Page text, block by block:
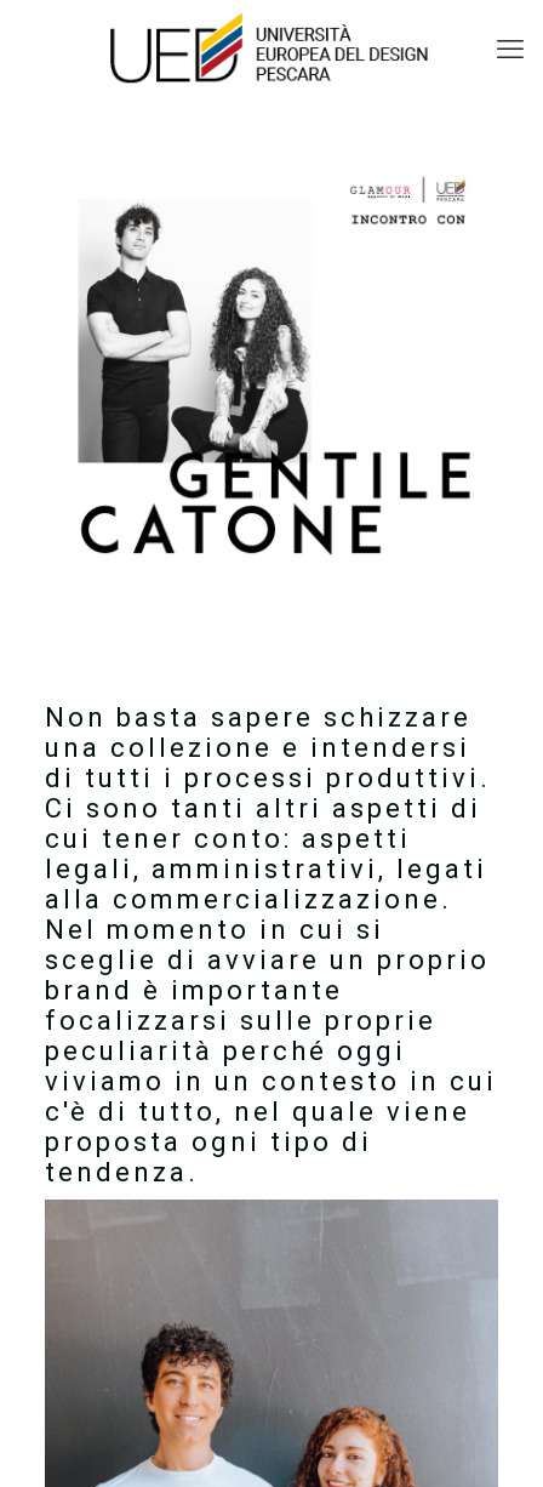
Non basta sapere schizzare
una collezione e intendersi
di tutti i processi produttivi.
Ci sono tanti altri aspetti di
cui tener conto: aspetti
legali, amministrativi, legati
alla commercializzazione.
Nel momento in cui si
sceglie di avviare un proprio
brand è importante
focalizzarsi sulle proprie
peculiarità perché oggi
viviamo in un contesto in cui
c'è di tutto, nel quale viene
proposta ogni tipo di
tendenza.